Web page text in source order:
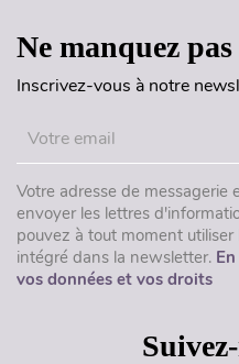
Ne manquez
Inscrivez-vous à notre
Votre adresse de messagerie
envoyer les lettres
pouvez à tout moment
intégré dans la newsletter.
vos données et vos droits